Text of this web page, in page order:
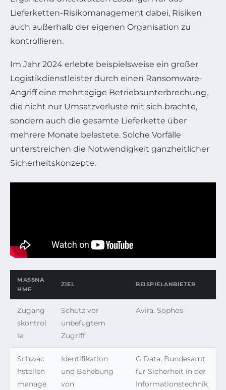
Lieferketten-Risikomanagement dabei, Risiken
auch außerhalb der eigenen Organisation zu
kontrollieren.
Im Jahr 2024 erlebte beispielsweise ein großer
Logistikdienstleister durch einen Ransomware-
Angriff eine mehrtägige Betriebsunterbrechung,
die nicht nur Umsatzverluste mit sich brachte,
sondern auch die gesamte Lieferkette über
mehrere Monate belastete. Solche Vorfälle
unterstreichen die Notwendigkeit ganzheitlicher
Sicherheitskonzepte.
MASSNAH
ME
ZIEL BEISPIELANBIETER
Zugang
skontrol
le
Schutz vor
unbefugtem
Zugriff
Avira, Sophos
Schwac
hstellen
manage
Identifikation
und Behebung
von
G Data, Bundesamt
für Sicherheit in der
Informationstechnik